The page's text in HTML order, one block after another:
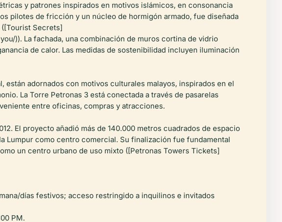
y patrones inspirados en motivos islámicos, en consonancia
pilotes de fricción y un núcleo de hormigón armado, fue diseñada
Secrets]
)). La fachada, una combinación de muros cortina de vidrio
de calor. Las medidas de sostenibilidad incluyen iluminación
adornados con motivos culturales malayos, inspirados en el
La Torre Petronas 3 está conectada a través de pasarelas
entre oficinas, compras y atracciones.
El proyecto añadió más de 140.000 metros cuadrados de espacio
Lumpur como centro comercial. Su finalización fue fundamental
un centro urbano de uso mixto ([Petronas Towers Tickets]
días festivos; acceso restringido a inquilinos e invitados
PM.